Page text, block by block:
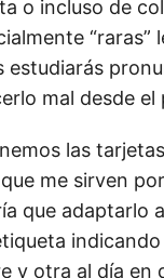
o incluso de
estudiarás
mal desde el
las
me sirven
que adaptarlo
y otra al día en